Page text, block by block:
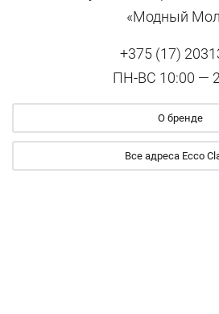
«Модный
+375 (17)
ПН-ВС 10:00 —
О бренде
Все адреса Ecco